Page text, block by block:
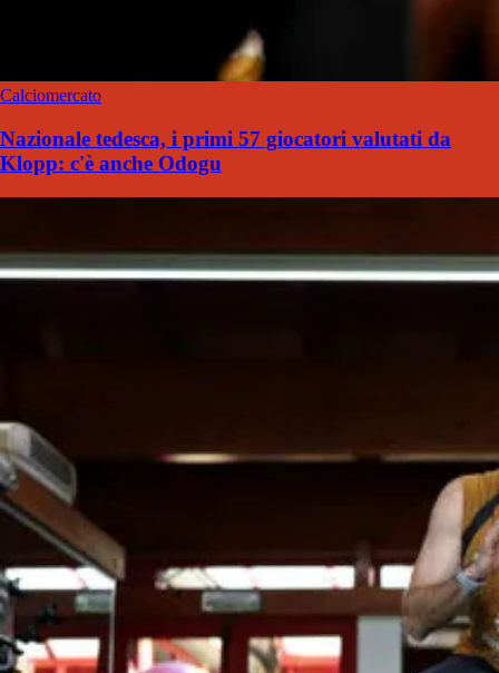
Calciomercato
Nazionale tedesca, i primi 57 giocatori valutati da
Klopp: c'è anche Odogu